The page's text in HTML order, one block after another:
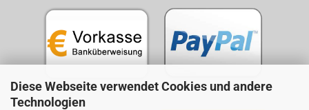
Diese Webseite verwendet Cookies und andere
Technologien